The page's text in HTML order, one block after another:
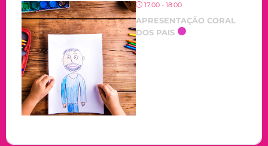
17:00 - 18:00
APRESENTAÇÃO CORAL
DOS PAIS